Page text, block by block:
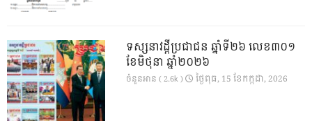
ទស្សនាវដ្ដីប្រជាជន ឆ្នាំទី២៦ លេខ៣០១
ខែមិថុនា ឆ្នាំ២០២៦
ចំនួនអាន ( 2.6k ) ថ្ងៃ​ពុធ, 15 ខែ​កក្កដា, 2026